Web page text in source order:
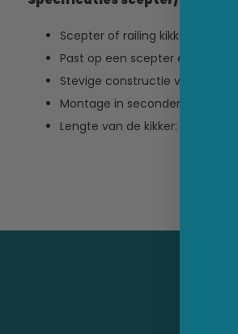
Scepter of railing kikker
Past op een scepter en railing
Stevige constructie van rvs
Montage in seconden zonder
Lengte van de kikker: 114 mm